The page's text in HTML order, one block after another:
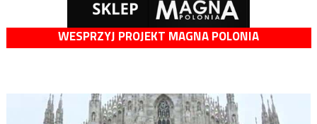
WESPRZYJ PROJEKT MAGNA POLONIA